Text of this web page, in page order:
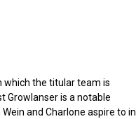
which the titular team is
Growlanser is a notable
and Charlone aspire to in